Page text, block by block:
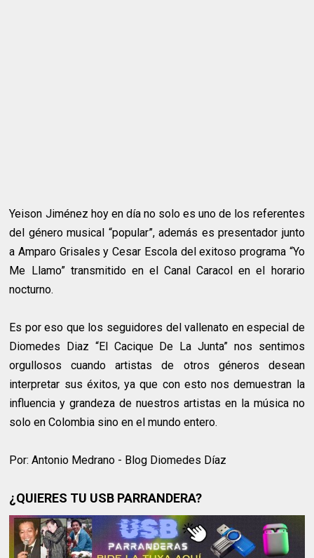
Yeison Jiménez hoy en día no solo es uno de los referentes
del género musical “popular”, además es presentador junto
a Amparo Grisales y Cesar Escola del exitoso programa “Yo
Me Llamo” transmitido en el Canal Caracol en el horario
nocturno.
Es por eso que los seguidores del vallenato en especial de
Diomedes Diaz “El Cacique De La Junta” nos sentimos
orgullosos cuando artistas de otros géneros desean
interpretar sus éxitos, ya que con esto nos demuestran la
influencia y grandeza de nuestros artistas en la música no
solo en Colombia sino en el mundo entero.
Por: Antonio Medrano - Blog Diomedes Díaz
¿QUIERES TU USB PARRANDERA?